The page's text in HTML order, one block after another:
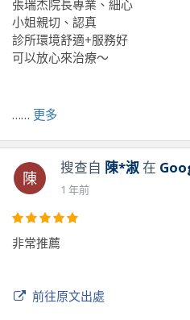
張瑞杰院長專業、細心
小姐親切、認真
診所環境舒適+服務好
可以放心來治療～
前往原文出處
…… 更多
陳
搜查自 陳*淑在
1 年前
非常推薦
前往原文出處